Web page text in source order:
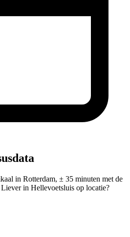
in Rotterdam, ± 35 minuten met de
in Hellevoetsluis op locatie?